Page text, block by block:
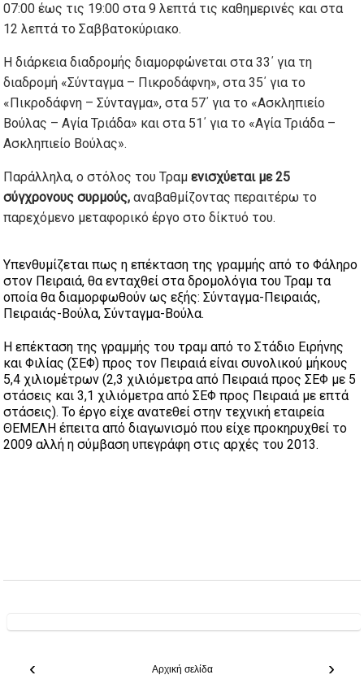
07:00 έως τις 19:00 στα 9 λεπτά τις καθημερινές και στα
12 λεπτά το Σαββατοκύριακο.
Η διάρκεια διαδρομής διαμορφώνεται στα 33΄ για τη
διαδρομή «Σύνταγμα – Πικροδάφνη», στα 35΄ για το
«Πικροδάφνη – Σύνταγμα», στα 57΄ για το «Ασκληπιείο
Βούλας – Αγία Τριάδα» και στα 51΄ για το «Αγία Τριάδα –
Ασκληπιείο Βούλας».
Παράλληλα, ο στόλος του Τραμενισχύεται με 25
σύγχρονους συρμούς, αναβαθμίζοντας περαιτέρω το
παρεχόμενο μεταφορικό έργο στο δίκτυό του.
Υπενθυμίζεται πως η επέκταση της γραμμής από το Φάληρο
στον Πειραιά, θα ενταχθεί στα δρομολόγια του Τραμ τα
οποία θα διαμορφωθούν ως εξής: Σύνταγμα-Πειραιάς,
Πειραιάς-Βούλα, Σύνταγμα-Βούλα.
Η επέκταση της γραμμής του τραμ από το Στάδιο Ειρήνης
και Φιλίας (ΣΕΦ) προς τον Πειραιά είναι συνολικού μήκους
5,4 χιλιομέτρων (2,3 χιλιόμετρα από Πειραιά προς ΣΕΦ με 5
στάσεις και 3,1 χιλιόμετρα από ΣΕΦ προς Πειραιά με επτά
στάσεις). Το έργο είχε ανατεθεί στην τεχνική εταιρεία
ΘΕΜΕΛΗ έπειτα από διαγωνισμό που είχε προκηρυχθεί το
2009 αλλή η σύμβαση υπεγράφη στις αρχές του 2013.
‹ ›
Αρχική σελίδα